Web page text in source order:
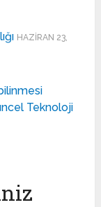
HAZIRAN 23,
Teknoloji